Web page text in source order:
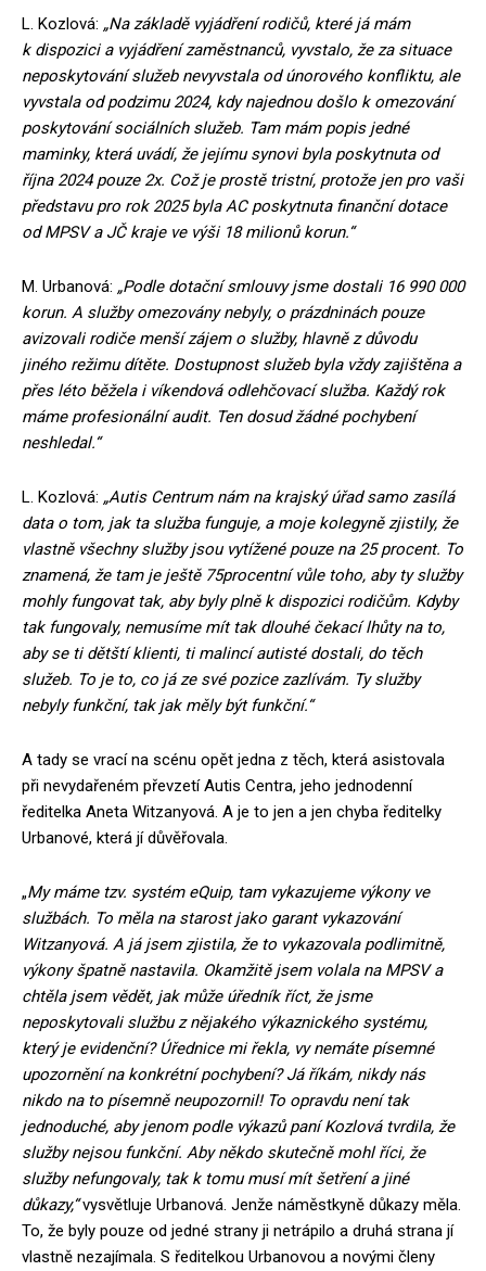
L. Kozlová: „Na základě vyjádření rodičů, které já mám
k dispozici a vyjádření zaměstnanců, vyvstalo, že za situace
neposkytování služeb nevyvstala od únorového konfliktu, ale
vyvstala od podzimu 2024, kdy najednou došlo k omezování
poskytování sociálních služeb. Tam mám popis jedné
maminky, která uvádí, že jejímu synovi byla poskytnuta od
října 2024 pouze 2x. Což je prostě tristní, protože jen pro vaši
představu pro rok 2025 byla AC poskytnuta finanční dotace
od MPSV a JČ kraje ve výši 18 milionů korun.“
M. Urbanová: „Podle dotační smlouvy jsme dostali 16 990 000
korun. A služby omezovány nebyly, o prázdninách pouze
avizovali rodiče menší zájem o služby, hlavně z důvodu
jiného režimu dítěte. Dostupnost služeb byla vždy zajištěna a
přes léto běžela i víkendová odlehčovací služba. Každý rok
máme profesionální audit. Ten dosud žádné pochybení
neshledal.“
L. Kozlová: „Autis Centrum nám na krajský úřad samo zasílá
data o tom, jak ta služba funguje, a moje kolegyně zjistily, že
vlastně všechny služby jsou vytížené pouze na 25 procent. To
znamená, že tam je ještě 75procentní vůle toho, aby ty služby
mohly fungovat tak, aby byly plně k dispozici rodičům. Kdyby
tak fungovaly, nemusíme mít tak dlouhé čekací lhůty na to,
aby se ti dětští klienti, ti malincí autisté dostali, do těch
služeb. To je to, co já ze své pozice zazlívám. Ty služby
nebyly funkční, tak jak měly být funkční.“
A tady se vrací na scénu opět jedna z těch, která asistovala
při nevydařeném převzetí Autis Centra, jeho jednodenní
ředitelka Aneta Witzanyová. A je to jen a jen chyba ředitelky
Urbanové, která jí důvěřovala.
„My máme tzv. systém eQuip, tam vykazujeme výkony ve
službách. To měla na starost jako garant vykazování
Witzanyová. A já jsem zjistila, že to vykazovala podlimitně,
výkony špatně nastavila. Okamžitě jsem volala na MPSV a
chtěla jsem vědět, jak může úředník říct, že jsme
neposkytovali službu z nějakého výkaznického systému,
který je evidenční? Úřednice mi řekla, vy nemáte písemné
upozornění na konkrétní pochybení? Já říkám, nikdy nás
nikdo na to písemně neupozornil! To opravdu není tak
jednoduché, aby jenom podle výkazů paní Kozlová tvrdila, že
služby nejsou funkční. Aby někdo skutečně mohl říci, že
služby nefungovaly, tak k tomu musí mít šetření a jiné
důkazy,“vysvětluje Urbanová. Jenže náměstkyně důkazy měla.
To, že byly pouze od jedné strany ji netrápilo a druhá strana jí
vlastně nezajímala. S ředitelkou Urbanovou a novými členy